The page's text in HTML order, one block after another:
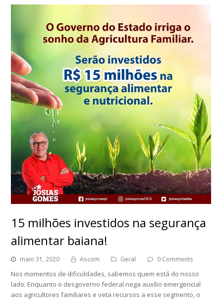
15 milhões investidos na segurança
alimentar baiana!
maio 31, 2020 Ascom Geral 0 Comments
Nos momentos de dificuldades, sabemos quem está do nosso
lado. Enquanto o desgoverno federal nega auxílio emergencial
aos agricultores familiares e veta recursos a esse segmento, o